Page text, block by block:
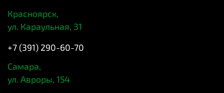
Красноярск,
ул. Караульная, 31
+7 (391) 290-60-70
Самара,
ул. Авроры, 154